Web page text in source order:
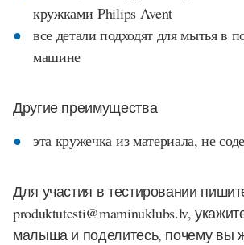
кружками Philips Avent
все детали подходят для мытья в
машине
Другие преимущества
эта кружечка из материала, не
Для участия в тестировании
produktutesti@maminuklubs.lv,
малыша и поделитесь, почему вы